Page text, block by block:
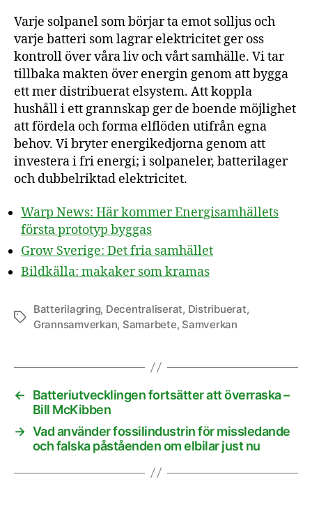
Varje solpanel som börjar ta emot solljus och
varje batteri som lagrar elektricitet ger oss
kontroll över våra liv och vårt samhälle. Vi tar
tillbaka makten över energin genom att bygga
ett mer distribuerat elsystem. Att koppla
hushåll i ett grannskap ger de boende möjlighet
att fördela och forma elflöden utifrån egna
behov. Vi bryter energikedjorna genom att
investera i fri energi; i solpaneler, batterilager
och dubbelriktad elektricitet.
Warp News: Här kommer Energisamhällets
första prototyp byggas
Grow Sverige: Det fria samhället
Bildkälla: makaker som kramas
Etiketter
Batterilagring, Decentraliserat, Distribuerat,
Grannsamverkan, Samarbete, Samverkan
←
Batteriutvecklingen fortsätter att överraska –
Bill McKibben
→ Vad använder fossilindustrin för missledande
och falska påståenden om elbilar just nu